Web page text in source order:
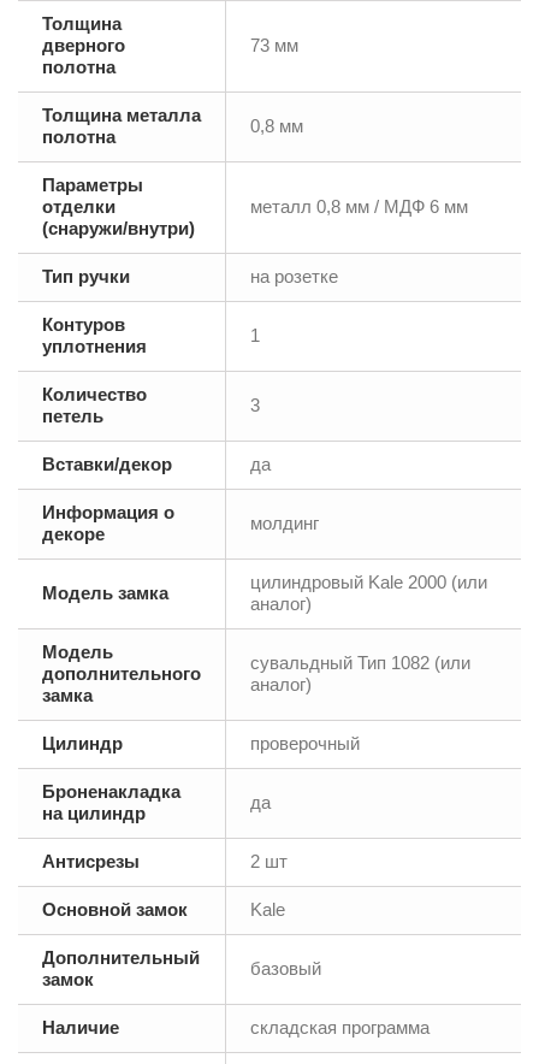
Толщина
дверного
полотна
73 мм
Толщина металла
полотна
0,8 мм
Параметры
отделки
(снаружи/внутри)
металл 0,8 мм / МДФ 6 мм
Тип ручки на розетке
Контуров
уплотнения
1
Количество
петель
3
Вставки/декор да
Информация о
декоре
молдинг
Модель замка
цилиндровый Kale 2000 (или
аналог)
Модель
дополнительного
замка
сувальдный Тип 1082 (или
аналог)
Цилиндр проверочный
Броненакладка
на цилиндр
да
Антисрезы 2 шт
Основной замок Kale
Дополнительный
замок
базовый
Наличие складская программа